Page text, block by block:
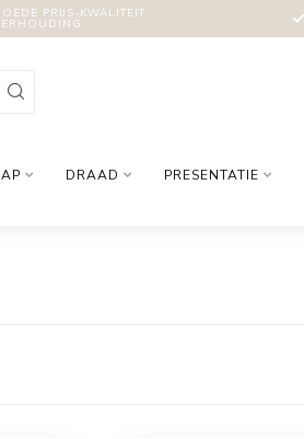
PRIJS-KWALITEIT
DRAAD PRESENTATIE